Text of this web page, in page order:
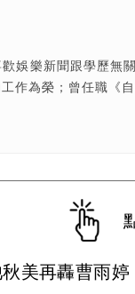
歡娛樂新聞跟學歷
作為榮；曾任職《
美再轟曹雨